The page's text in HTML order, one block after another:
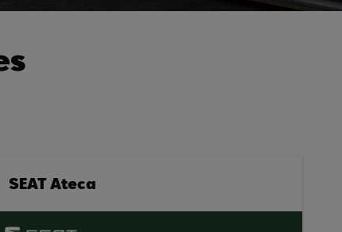
SEAT Ateca